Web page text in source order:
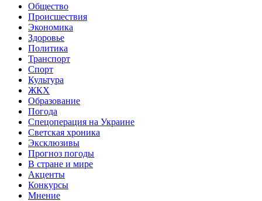
Общество
Происшествия
Экономика
Здоровье
Политика
Транспорт
Спорт
Культура
ЖКХ
Образование
Погода
Спецоперация на Украине
Светская хроника
Эксклюзивы
Прогноз погоды
В стране и мире
Акценты
Конкурсы
Мнение